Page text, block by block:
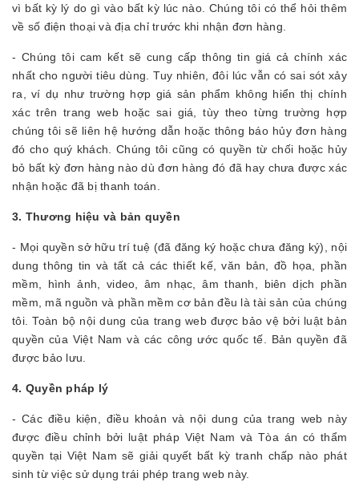
vì bất kỳ lý do gì vào bất kỳ lúc nào. Chúng tôi có thể hỏi thêm
về số điện thoại và địa chỉ trước khi nhận đơn hàng.
- Chúng tôi cam kết sẽ cung cấp thông tin giá cả chính xác
nhất cho người tiêu dùng. Tuy nhiên, đôi lúc vẫn có sai sót xảy
ra, ví dụ như trường hợp giá sản phẩm không hiển thị chính
xác trên trang web hoặc sai giá, tùy theo từng trường hợp
chúng tôi sẽ liên hệ hướng dẫn hoặc thông báo hủy đơn hàng
đó cho quý khách. Chúng tôi cũng có quyền từ chối hoặc hủy
bỏ bất kỳ đơn hàng nào dù đơn hàng đó đã hay chưa được xác
nhận hoặc đã bị thanh toán.
3. Thương hiệu và bản quyền
- Mọi quyền sở hữu trí tuệ (đã đăng ký hoặc chưa đăng ký), nội
dung thông tin và tất cả các thiết kế, văn bản, đồ họa, phần
mềm, hình ảnh, video, âm nhạc, âm thanh, biên dịch phần
mềm, mã nguồn và phần mềm cơ bản đều là tài sản của chúng
tôi. Toàn bộ nội dung của trang web được bảo vệ bởi luật bản
quyền của Việt Nam và các công ước quốc tế. Bản quyền đã
được bảo lưu.
4. Quyền pháp lý
- Các điều kiện, điều khoản và nội dung của trang web này
được điều chỉnh bởi luật pháp Việt Nam và Tòa án có thẩm
quyền tại Việt Nam sẽ giải quyết bất kỳ tranh chấp nào phát
sinh từ việc sử dụng trái phép trang web này.